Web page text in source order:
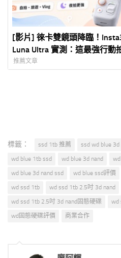
[影片] 徠卡雙鏡頭降臨！
Luna Ultra 實測：這最強行動
推薦文章
標籤： ssd 1tb 推薦 ssd wd blue 3d
wd blue 1tb ssd
wd blue 3d nand
wd blue 3d nand ssd
wd blue ssd評價
wd ssd 1tb
wd ssd 1tb 2.5吋 3d nand
wd ssd 1tb 2.5吋 3d nand固態硬碟
wd
wd固態硬碟評價
商業合作